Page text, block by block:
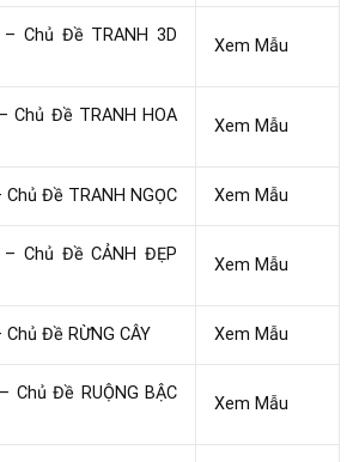
Chủ Đề TRANH 3D
Xem Mẫu
Chủ Đề TRANH HOA
Xem Mẫu
Đề TRANH NGỌC Xem Mẫu
Chủ Đề CẢNH ĐẸP
Xem Mẫu
Đề RỪNG CÂY Xem Mẫu
Chủ Đề RUỘNG BẬC
Xem Mẫu